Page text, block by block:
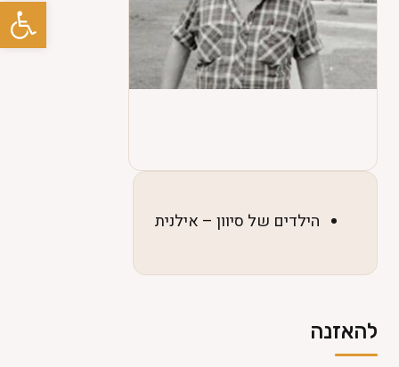
פתח פרוייקטים +
טלוויזיה +
ספר אורחים
צרו קשר הילדים של סיוון – אילנית
להאזנה